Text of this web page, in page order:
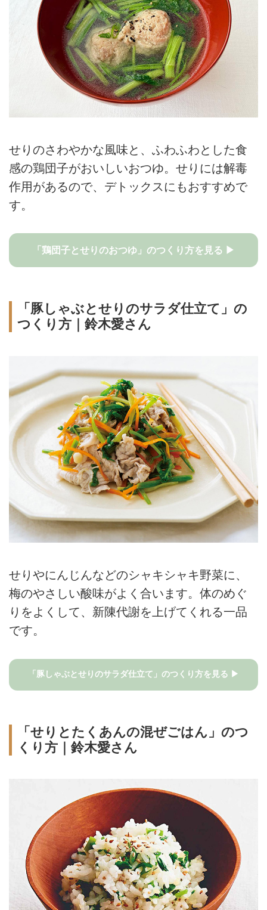
せりのさわやかな風味と、ふわふわとした食
感の鶏団子がおいしいおつゆ。せりには解毒
作用があるので、デトックスにもおすすめで
す。
「鶏団子とせりのおつゆ」のつくり方を見る ▶
「豚しゃぶとせりのサラダ仕立て」の
つくり方｜鈴木愛さん
せりやにんじんなどのシャキシャキ野菜に、
梅のやさしい酸味がよく合います。体のめぐ
りをよくして、新陳代謝を上げてくれる一品
です。
「豚しゃぶとせりのサラダ仕立て」のつくり方を見る ▶
「せりとたくあんの混ぜごはん」のつ
くり方｜鈴木愛さん